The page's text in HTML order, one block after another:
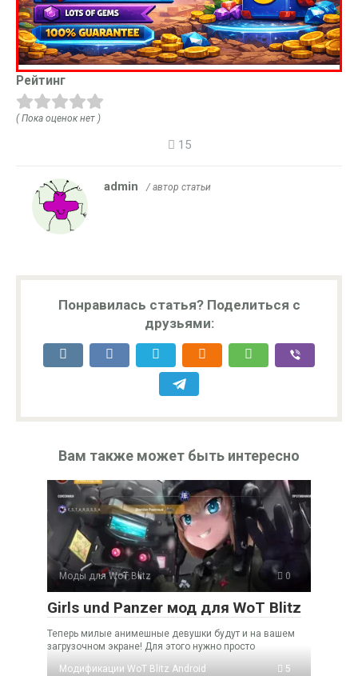
Рейтинг
( Пока оценок нет )
15
admin / автор статьи
Понравилась статья? Поделиться с
друзьями:
Вам также может быть интересно
Моды для WoT Blitz 0
Girls und Panzer мод для WoT Blitz
Теперь милые анимешные девушки будут и на вашем
загрузочном экране! Для этого нужно просто
Модификации WoT Blitz Android
5